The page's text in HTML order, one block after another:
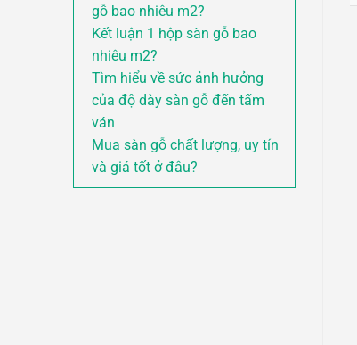
gỗ bao nhiêu m2?
Kết luận 1 hộp sàn gỗ bao
nhiêu m2?
Tìm hiểu về sức ảnh hưởng
của độ dày sàn gỗ đến tấm
ván
Mua sàn gỗ chất lượng, uy tín
và giá tốt ở đâu?